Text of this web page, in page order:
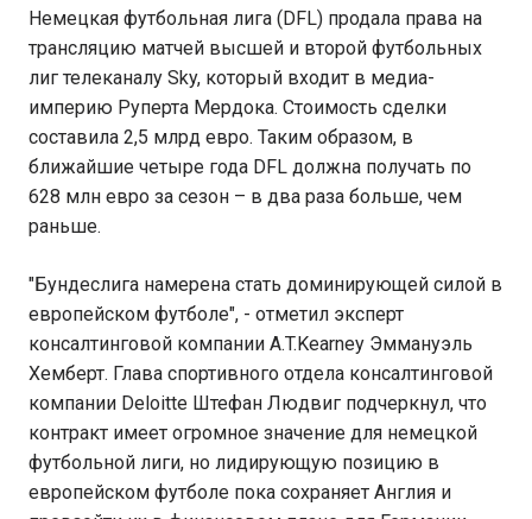
Немецкая футбольная лига (DFL) продала права на
трансляцию матчей высшей и второй футбольных
лиг телеканалу Sky, который входит в медиа-
империю Руперта Мердока. Стоимость сделки
составила 2,5 млрд евро. Таким образом, в
ближайшие четыре года DFL должна получать по
628 млн евро за сезон – в два раза больше, чем
раньше.
"Бундеслига намерена стать доминирующей силой в
европейском футболе", - отметил эксперт
консалтинговой компании A.T.Kearney Эммануэль
Хемберт. Глава спортивного отдела консалтинговой
компании Deloitte Штефан Людвиг подчеркнул, что
контракт имеет огромное значение для немецкой
футбольной лиги, но лидирующую позицию в
европейском футболе пока сохраняет Англия и